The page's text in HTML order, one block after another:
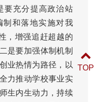
要充分提高政治站
制和落地实施对我
，增强追赶超越的
是要加强体制机制
业热情为路径，以
力推动学校事业实
生内生动力，持续
TOP